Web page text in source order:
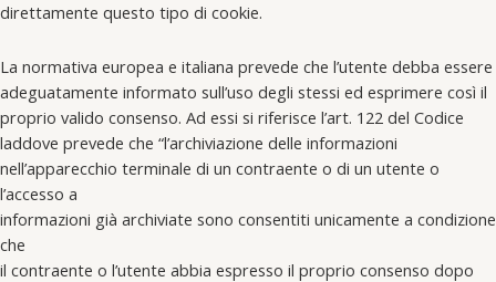
direttamente questo tipo di cookie.
La normativa europea e italiana prevede che l’utente debba essere
adeguatamente informato sull’uso degli stessi ed esprimere così il
proprio valido consenso. Ad essi si riferisce l’art. 122 del Codice
laddove prevede che “l’archiviazione delle informazioni
nell’apparecchio terminale di un contraente o di un utente o
l’accesso a
informazioni già archiviate sono consentiti unicamente a condizione
che
il contraente o l’utente abbia espresso il proprio consenso dopo